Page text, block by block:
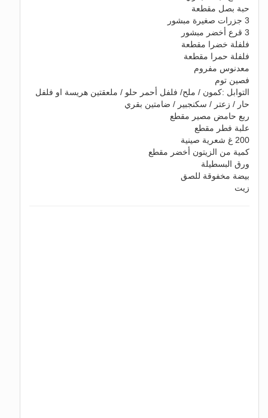
حبة بصل مقطعة
3 جزرات صغيرة مبشور
3 قرع أخضر مبشور
فلفلة خضرا مقطعة
فلفلة حمرا مقطعة
معدنوس مفروم
فصين توم
التوابل :كمون / ملح/ فلفل أحمر حلو / ملعقتين هريسة او فلفل
حار / زعتر / سكنجبير / ضامتين بقري
ربع حامض مصير مقطع
علبة فطر مقطع
200 غ شعرية صينية
كمية من الزيتون أخضر مقطع
ورق البسطيلة
بيضة مخفوقة للصق
زيت